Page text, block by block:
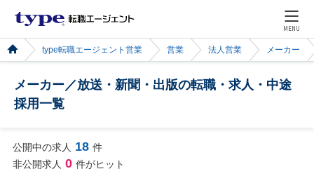
MENU
type転職エージェント営業 営業 法人営業 メーカー
メーカー／放送・新聞・出版の転職・求人・中途
採用一覧
公開中の求人 18 件
非公開求人 0 件がヒット